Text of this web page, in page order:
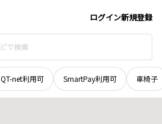
ログイン新規登録
QT-net利用可 SmartPay利用可 車椅子